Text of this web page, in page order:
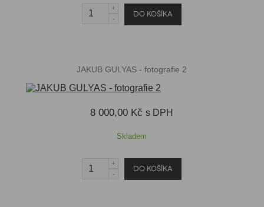
JAKUB GULYAS - fotografie 2
8 000,00 Kč s DPH
Skladem